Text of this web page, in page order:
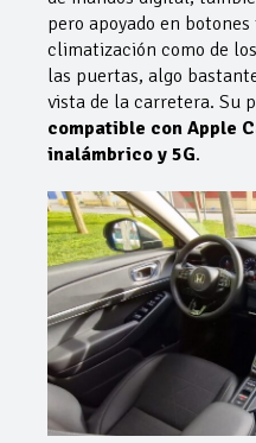
pero apoyado en
climatización como de
las puertas, algo
vista de la carretera. Su
compatible con Apple
inalámbrico y 5G.